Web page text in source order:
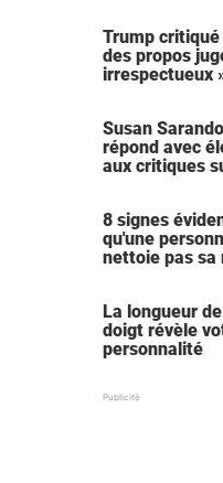
Trump
des propos
irrespectueux
Jordanie
Susan
répond avec
aux critiques
8 signes
qu'une
nettoie pas sa
La longueur
doigt révèle
personnalité